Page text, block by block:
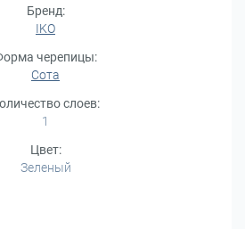
Бренд:
IKO
черепицы:
Сота
слоев:
1
Цвет:
Зеленый